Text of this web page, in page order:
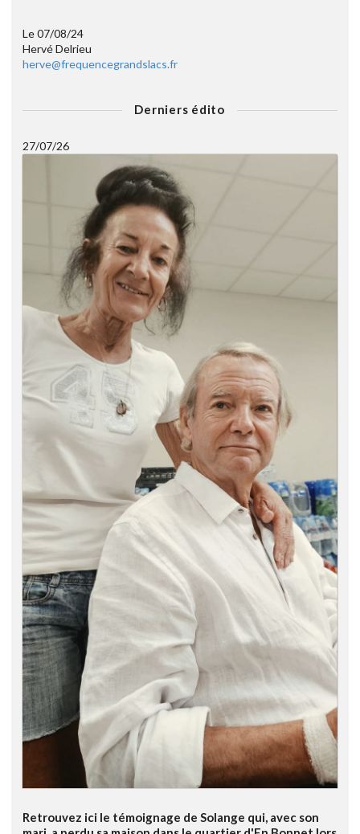
Le 07/08/24
Hervé Delrieu
herve@frequencegrandslacs.fr
Derniers édito
27/07/26
Retrouvez ici le témoignage de Solange qui, avec son